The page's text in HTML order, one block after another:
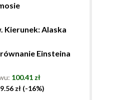
Kierunek: Alaska
Einsteina
100.41 zł
zł (-16%)